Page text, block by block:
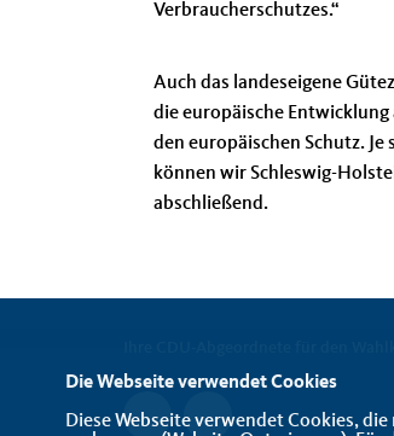
Verbraucherschutzes.“
Auch das landeseigene
die europäische
den europäischen Schutz.
können wir Schleswig-
abschließend.
Die Webseite verwendet Cookies
Diese Webseite verwendet Cookies,